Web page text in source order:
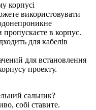
корпусі
використовувати
в корпус.
для кабелів
для встановлення
проекту.
сальник?
собі ставите.